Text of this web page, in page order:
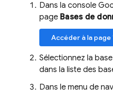
Dans la console
page Bases de
Accéder à la
Sélectionnez la
dans la liste des
Dans le menu de